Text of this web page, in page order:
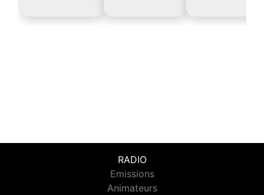
RADIO
Emissions
Animateurs